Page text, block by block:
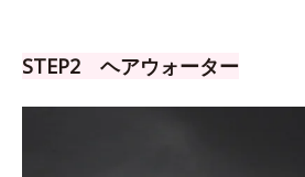
STEP2 ヘアウォーター